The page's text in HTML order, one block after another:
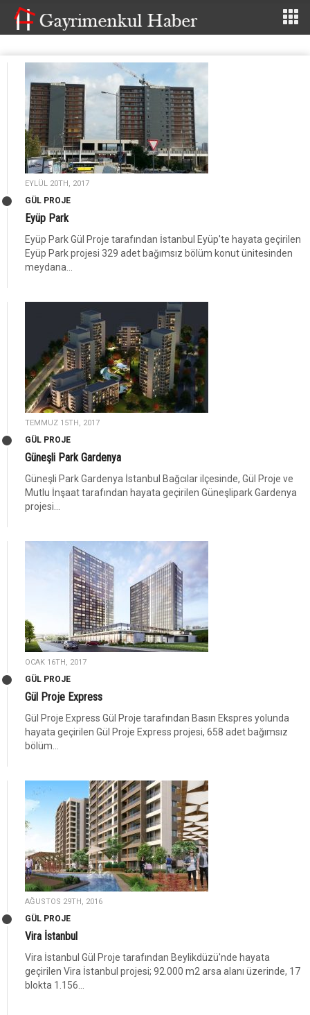
EYLÜL 20TH, 2017
GÜL PROJE
Eyüp Park
Eyüp Park Gül Proje tarafından İstanbul Eyüp'te hayata geçirilen
Eyüp Park projesi 329 adet bağımsız bölüm konut ünitesinden
meydana...
TEMMUZ 15TH, 2017
GÜL PROJE
Güneşli Park Gardenya
Güneşli Park Gardenya İstanbul Bağcılar ilçesinde, Gül Proje ve
Mutlu İnşaat tarafından hayata geçirilen Güneşlipark Gardenya
projesi...
OCAK 16TH, 2017
GÜL PROJE
Gül Proje Express
Gül Proje Express Gül Proje tarafından Basın Ekspres yolunda
hayata geçirilen Gül Proje Express projesi, 658 adet bağımsız
bölüm...
AĞUSTOS 29TH, 2016
GÜL PROJE
Vira İstanbul
Vira İstanbul Gül Proje tarafından Beylikdüzü'nde hayata
geçirilen Vira İstanbul projesi; 92.000 m2 arsa alanı üzerinde, 17
blokta 1.156...